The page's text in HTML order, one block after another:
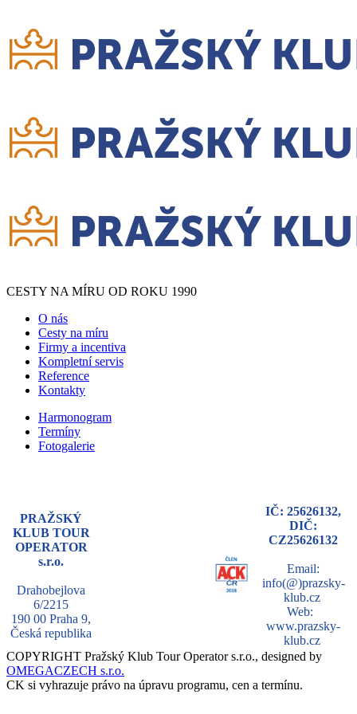
CESTY NA MÍRU OD ROKU 1990
O nás
Cesty na míru
Firmy a incentiva
Kompletní servis
Reference
Kontakty
Harmonogram
Termíny
Fotogalerie
PRAŽSKÝ
KLUB TOUR
OPERATOR
s.r.o.
Drahobejlova
6/2215
190 00 Praha 9,
Česká republika
IČ: 25626132,
DIČ:
CZ25626132
Email:
info(@)prazsky-
klub.cz
Web:
www.prazsky-
klub.cz
COPYRIGHT Pražský Klub Tour Operator s.r.o., designed by
OMEGACZECH s.r.o.
CK si vyhrazuje právo na úpravu programu, cen a termínu.